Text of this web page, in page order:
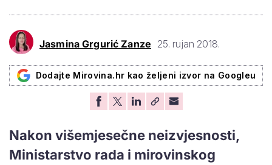
Jasmina Grgurić Zanze 25. rujan 2018.
Dodajte Mirovina.hr kao željeni izvor na Googleu
Nakon višemjesečne neizvjesnosti,
Ministarstvo rada i mirovinskog